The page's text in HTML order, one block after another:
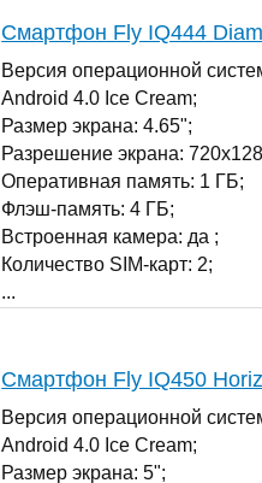
Смартфон Fly IQ444
Версия операционной
Android 4.0 Ice Cream;
Размер экрана: 4.65";
Разрешение экрана:
Оперативная память: 1 ГБ;
Флэш-память: 4 ГБ;
Встроенная камера: да ;
Количество SIM-карт: 2;
...
Смартфон Fly IQ450
Версия операционной
Android 4.0 Ice Cream;
Размер экрана: 5";